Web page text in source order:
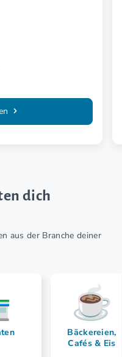
dich
aus der Branche deiner
Bäckereien,
Cafés & Eis